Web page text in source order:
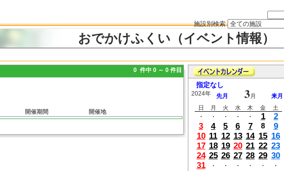
施設別検索
おでかけふくい（イベント情報）
0 件中 0 ～ 0 件目
開催期間 開催地
指定なし
2024年 先月 3 月
来月
日
月 火 水 木 金
土
・
・ ・ ・ ・ 1
2
3
4 5 6 7 8
9
10 11 12 13 14 15 16
17 18 19 20 21 22 23
24 25 26 27 28 29 30
31
・ ・ ・ ・ ・ ・